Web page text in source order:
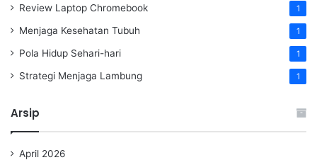
Review Laptop Chromebook 1
Menjaga Kesehatan Tubuh 1
Pola Hidup Sehari-hari 1
Strategi Menjaga Lambung 1
Arsip
April 2026